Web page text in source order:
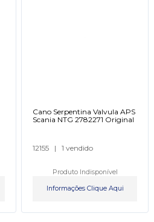
Cano Serpentina Valvula APS
Scania NTG 2782271 Original
12155 | 1 vendido
Produto Indisponível
Informações Clique Aqui